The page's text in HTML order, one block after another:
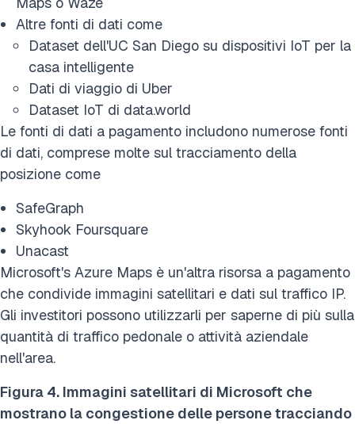
Altre fonti di dati come
Dataset dell'UC San Diego su dispositivi IoT per la
casa intelligente
Dati di viaggio di Uber
Dataset IoT di data.world
Le fonti di dati a pagamento includono numerose fonti
di dati, comprese molte sul tracciamento della
posizione come
SafeGraph
Skyhook Foursquare
Unacast
Microsoft's Azure Maps è un'altra risorsa a pagamento
che condivide immagini satellitari e dati sul traffico IP.
Gli investitori possono utilizzarli per saperne di più sulla
quantità di traffico pedonale o attività aziendale
nell'area.
Figura 4. Immagini satellitari di Microsoft che
mostrano la congestione delle persone tracciando